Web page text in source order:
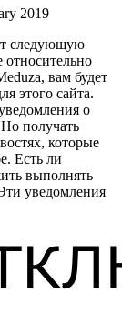
2019
следующую
вам будет
этого сайта.
о
Но получать
которые
Есть ли
выполнять
уведомления